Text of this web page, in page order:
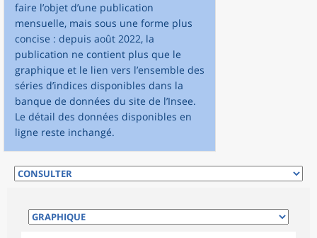
faire l’objet d’une publication
mensuelle, mais sous une forme plus
concise : depuis août 2022, la
publication ne contient plus que le
graphique et le lien vers l’ensemble des
séries d’indices disponibles dans la
banque de données du site de l’Insee.
Le détail des données disponibles en
ligne reste inchangé.